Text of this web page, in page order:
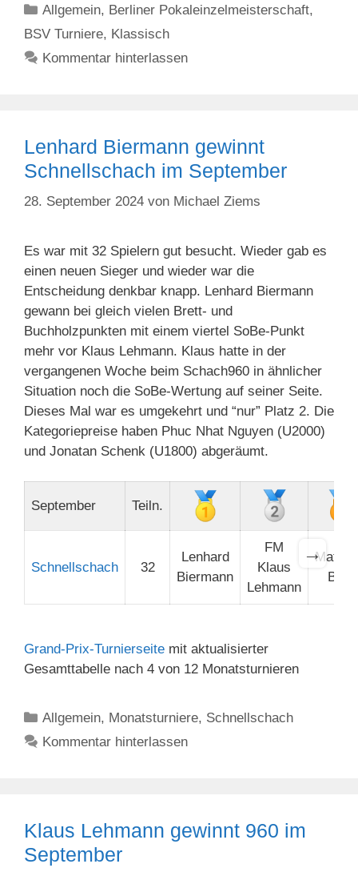
Kategorien
Allgemein, Berliner Pokaleinzelmeisterschaft,
BSV Turniere, Klassisch
Kommentar hinterlassen
Lenhard Biermann gewinnt
Schnellschach im September
28. September 2024 von Michael Ziems
Es war mit 32 Spielern gut besucht. Wieder gab es
einen neuen Sieger und wieder war die
Entscheidung denkbar knapp. Lenhard Biermann
gewann bei gleich vielen Brett- und
Buchholzpunkten mit einem viertel SoBe-Punkt
mehr vor Klaus Lehmann. Klaus hatte in der
vergangenen Woche beim Schach960 in ähnlicher
Situation noch die SoBe-Wertung auf seiner Seite.
Dieses Mal war es umgekehrt und “nur” Platz 2. Die
Kategoriepreise haben Phuc Nhat Nguyen (U2000)
und Jonatan Schenk (U1800) abgeräumt.
September Teiln.
Schnellschach 32
Lenhard
Biermann
FM
Klaus
Lehmann
Bolk
→
Grand-Prix-Turnierseite mit aktualisierter
Gesamttabelle nach 4 von 12 Monatsturnieren
Kategorien
Allgemein, Monatsturniere, Schnellschach
Kommentar hinterlassen
Klaus Lehmann gewinnt 960 im
September